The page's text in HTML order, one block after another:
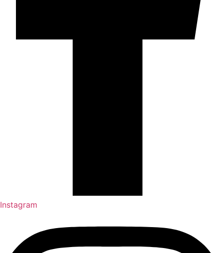
Instagram